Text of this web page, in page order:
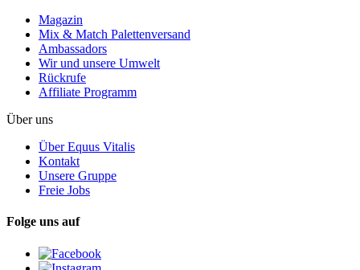
Magazin
Mix & Match Palettenversand
Ambassadors
Wir und unsere Umwelt
Rückrufe
Affiliate Programm
Über uns
Über Equus Vitalis
Kontakt
Unsere Gruppe
Freie Jobs
Folge uns auf